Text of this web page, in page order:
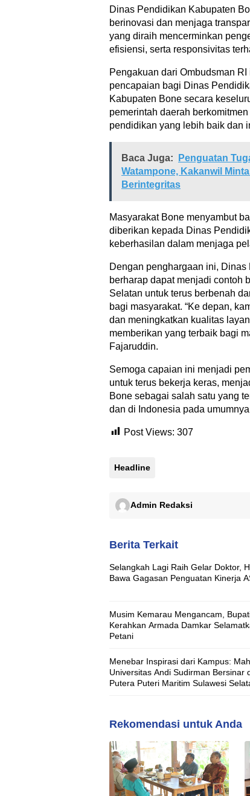
Dinas Pendidikan Kabupaten
berinovasi dan menjaga
yang diraih mencerminkan
efisiensi, serta responsivitas
Pengakuan dari Ombudsman
pencapaian bagi Dinas
Kabupaten Bone secara
pemerintah daerah
pendidikan yang lebih baik dan
Baca Juga:
Penguatan
Watampone, Kakanwil
Berintegritas
Masyarakat Bone menyambut
diberikan kepada Dinas
keberhasilan dalam menjaga
Dengan penghargaan ini,
berharap dapat menjadi contoh
Selatan untuk terus berbenah
bagi masyarakat. “Ke depan,
dan meningkatkan kualitas
memberikan yang terbaik bagi
Fajaruddin.
Semoga capaian ini menjadi
untuk terus bekerja keras,
Bone sebagai salah satu yang
dan di Indonesia pada
Post Views: 307
Headline
Admin Redaksi
Berita Terkait
Selangkah Lagi Raih Gelar Doktor,
Bawa Gagasan Penguatan Kinerja
Musim Kemarau Mengancam,
Kerahkan Armada Damkar
Petani
Menebar Inspirasi dari Kampus:
Universitas Andi Sudirman Bersinar
Putera Puteri Maritim Sulawesi
Rekomendasi untuk Anda